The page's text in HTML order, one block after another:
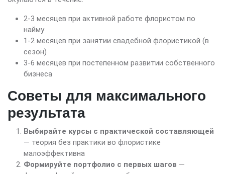
2-3 месяцев при активной работе флористом по
найму
1-2 месяцев при занятии свадебной флористикой (в
сезон)
3-6 месяцев при постепенном развитии собственного
бизнеса
Советы для максимального
результата
Выбирайте курсы с практической составляющей
— теория без практики во флористике
малоэффективна
Формируйте портфолио с первых шагов —